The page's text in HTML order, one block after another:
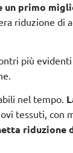
un primo
riduzione di
più
nel tempo.
tessuti, con
riduzione